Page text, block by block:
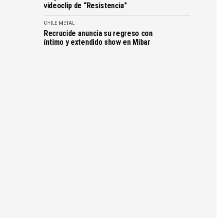
videoclip de “Resistencia"
CHILE METAL
Recrucide anuncia su regreso con
íntimo y extendido show en Mibar